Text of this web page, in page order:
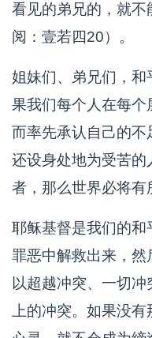
看见的弟兄的，就
阅：壹若四20）。
姐妹们、弟兄们，和
果我们每个人在每个
而率先承认自己的
还设身处地为受苦的
者，那么世界必将有
耶稣基督是我们的和
罪恶中解救出来，然
以超越冲突、一切
上的冲突。如果没